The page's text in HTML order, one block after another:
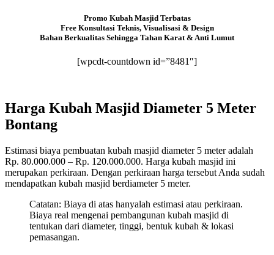
Promo Kubah Masjid Terbatas
Free Konsultasi Teknis, Visualisasi & Design
Bahan Berkualitas Sehingga Tahan Karat & Anti Lumut
[wpcdt-countdown id=”8481″]
Harga Kubah Masjid Diameter 5 Meter
Bontang
Estimasi biaya pembuatan kubah masjid diameter 5 meter adalah
Rp. 80.000.000 – Rp. 120.000.000. Harga kubah masjid ini
merupakan perkiraan. Dengan perkiraan harga tersebut Anda sudah
mendapatkan kubah masjid berdiameter 5 meter.
Catatan: Biaya di atas hanyalah estimasi atau perkiraan.
Biaya real mengenai pembangunan kubah masjid di
tentukan dari diameter, tinggi, bentuk kubah & lokasi
pemasangan.